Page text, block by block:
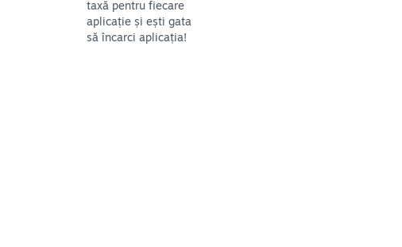
taxă pentru fiecare
aplicație și ești gata
să încarci aplicația!